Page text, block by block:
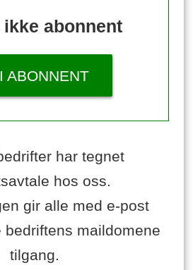
ikke abonnent
ABONNENT
har tegnet
hos oss.
gir alle med e-post
bedriftens maildomene
tilgang.